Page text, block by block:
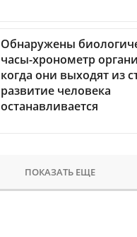
Обнаружены
часы-хронометр
когда они выходят из
развитие человека
останавливается
ПОКАЗАТЬ ЕЩЕ